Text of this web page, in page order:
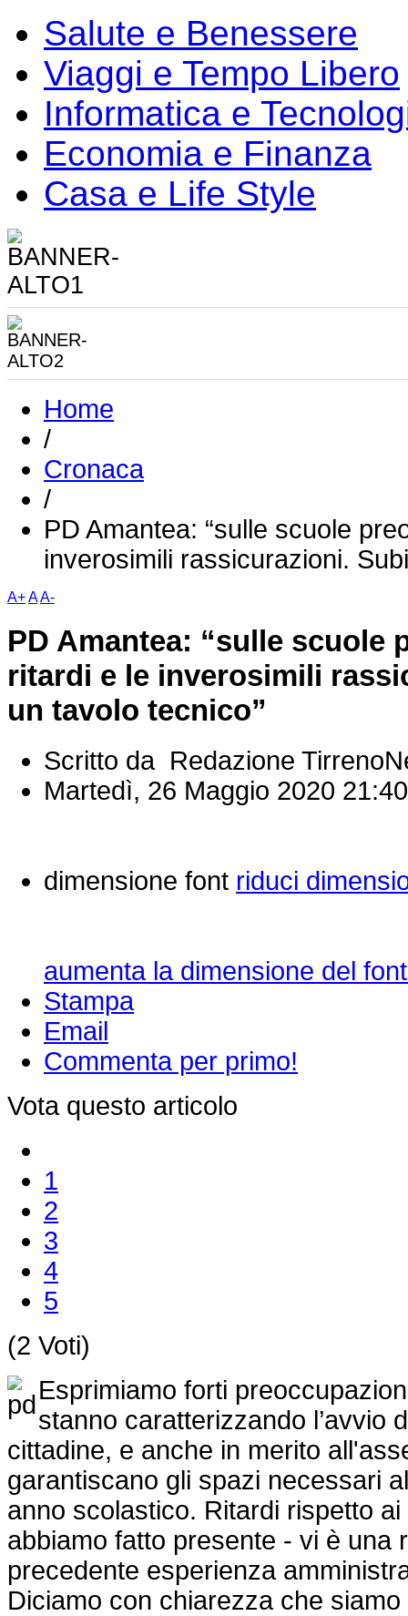
Salute e Benessere
Viaggi e Tempo Libero
Informatica e
Economia e Finanza
Casa e Life Style
Home
/
Cronaca
/
PD Amantea: “sulle scuole
inverosimili rassicurazioni.
A+AA-
PD Amantea: “sulle scuole
ritardi e le inverosimili
un tavolo tecnico”
Scritto da Redazione
Martedì, 26 Maggio 2020 21:40
dimensione font riduci
aumenta la dimensione del font
Stampa
Email
Commenta per primo!
Vota questo articolo
1
2
3
4
5
(2 Voti)
Esprimiamo forti
stanno caratterizzando l’avvio
cittadine, e anche in merito
garantiscano gli spazi necessari
anno scolastico. Ritardi rispetto
abbiamo fatto presente - vi è una
precedente esperienza
Diciamo con chiarezza che